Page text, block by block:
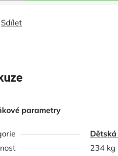
Sdílet
parametry
234 kg